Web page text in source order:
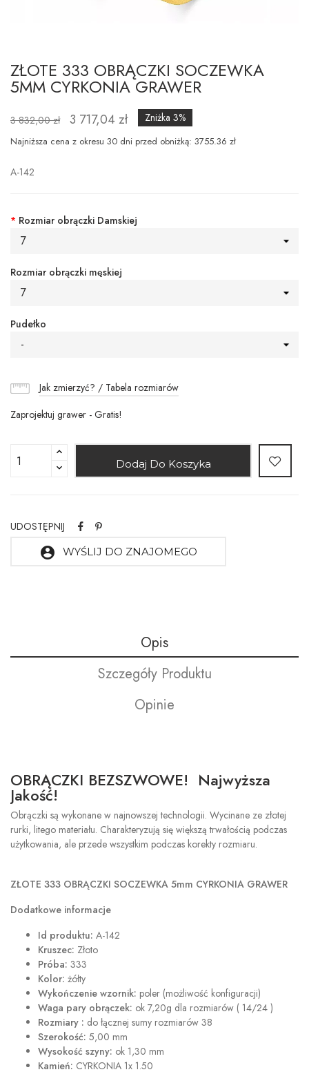
ZŁOTE 333 OBRĄCZKI SOCZEWKA
5MM CYRKONIA GRAWER
3 832,00 zł 3 717,04 zł Zniżka 3%
Najniższa cena z okresu 30 dni przed obniżką: 3755.36 zł
A-142
* Rozmiar obrączki Damskiej
7
Rozmiar obrączki męskiej
7
Pudełko
-
Jak zmierzyć? / Tabela rozmiarów
Zaprojektuj grawer - Gratis!
Dodaj Do Koszyka
UDOSTĘPNIJ
account_circle WYŚLIJ DO ZNAJOMEGO
Opis
Szczegóły Produktu
Opinie
OBRĄCZKI BEZSZWOWE! Najwyższa
Jakość!
Obrączki są wykonane w najnowszej technologii. Wycinane ze złotej
rurki, litego materiału. Charakteryzują się większą trwałością podczas
użytkowania, ale przede wszystkim podczas korekty rozmiaru.
ZŁOTE 333 OBRĄCZKI SOCZEWKA 5mm CYRKONIA GRAWER
Dodatkowe informacje
Id produktu: A-142
Kruszec: Złoto
Próba: 333
Kolor: żółty
Wykończenie wzornik: poler (możliwość konfiguracji)
Waga pary obrączek: ok 7,20g dla rozmiarów ( 14/24 )
Rozmiary : do łącznej sumy rozmiarów 38
Szerokość: 5,00 mm
Wysokość szyny: ok 1,30 mm
Kamień: CYRKONIA 1x 1.50